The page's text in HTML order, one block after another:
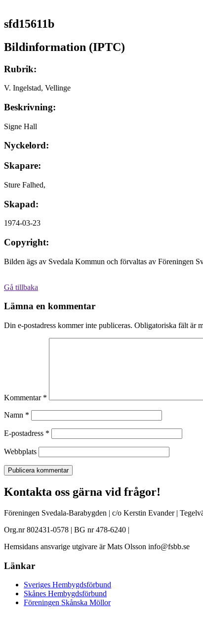
sfd15611b
Bildinformation (IPTC)
Rubrik:
V. Ingelstad, Vellinge
Beskrivning:
Signe Hall
Nyckelord:
Skapare:
Sture Falhed,
Skapad:
1974-03-23
Copyright:
Bilden ägs av Svedala Kommun och förvaltas av Föreningen
Gå tillbaka
Lämna en kommentar
Din e-postadress kommer inte publiceras. Obligatoriska fält är
Kommentar *
Namn *
E-postadress *
Webbplats
Kontakta oss gärna vid frågor!
Föreningen Svedala-Barabygden | c/o Kerstin Evander |
Org.nr 802431-0578 | BG nr 478-6240 |
Hemsidans ansvarige utgivare är Mats Olsson info@fsbb.se
Länkar
Sveriges Hembygdsförbund
Skånes Hembygdsförbund
Föreningen Skånska Möllor